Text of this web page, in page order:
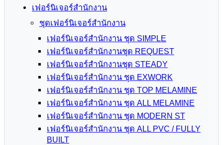
เฟอร์นิเจอร์สำนักงาน
ชุดเฟอร์นิเจอร์สำนักงาน
เฟอร์นิเจอร์สำนักงาน ชุด SIMPLE
เฟอร์นิเจอร์สำนักงานชุด REQUEST
เฟอร์นิเจอร์สำนักงานชุด STEADY
เฟอร์นิเจอร์สำนักงาน ชุด EXWORK
เฟอร์นิเจอร์สำนักงาน ชุด TOP MELAMINE
เฟอร์นิเจอร์สำนักงาน ชุด ALL MELAMINE
เฟอร์นิเจอร์สำนักงาน ชุด MODERN ST
เฟอร์นิเจอร์สำนักงาน ชุด ALL PVC / FULLY
BUILT